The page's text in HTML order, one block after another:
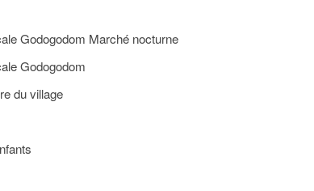
Godogodom Marché nocturne
Godogodom
du village